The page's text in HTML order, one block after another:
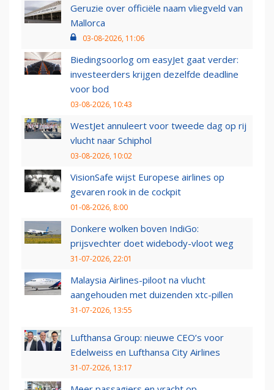
Geruzie over officiële naam vliegveld van
Mallorca
03-08-2026, 11:06
Biedingsoorlog om easyJet gaat verder:
investeerders krijgen dezelfde deadline
voor bod
03-08-2026, 10:43
WestJet annuleert voor tweede dag op rij
vlucht naar Schiphol
03-08-2026, 10:02
VisionSafe wijst Europese airlines op
gevaren rook in de cockpit
01-08-2026, 8:00
Donkere wolken boven IndiGo:
prijsvechter doet widebody-vloot weg
31-07-2026, 22:01
Malaysia Airlines-piloot na vlucht
aangehouden met duizenden xtc-pillen
31-07-2026, 13:55
Lufthansa Group: nieuwe CEO’s voor
Edelweiss en Lufthansa City Airlines
31-07-2026, 13:17